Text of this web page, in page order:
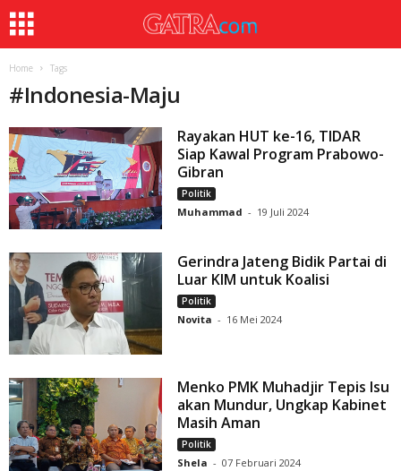
Home Tags
#Indonesia-Maju
Rayakan HUT ke-16, TIDAR
Siap Kawal Program Prabowo-
Gibran
Politik
Muhammad - 19 Juli 2024
Gerindra Jateng Bidik Partai di
Luar KIM untuk Koalisi
Politik
Novita - 16 Mei 2024
Menko PMK Muhadjir Tepis Isu
akan Mundur, Ungkap Kabinet
Masih Aman
Politik
Shela - 07 Februari 2024